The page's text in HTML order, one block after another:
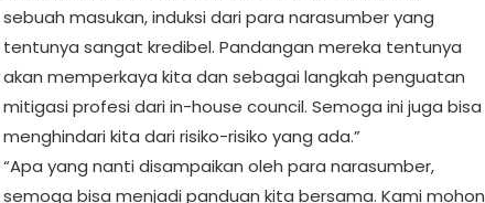
sebuah masukan, induksi dari para narasumber yang
tentunya sangat kredibel. Pandangan mereka tentunya
akan memperkaya kita dan sebagai langkah penguatan
mitigasi profesi dari in-house council. Semoga ini juga bisa
menghindari kita dari risiko-risiko yang ada.”
“Apa yang nanti disampaikan oleh para narasumber,
semoga bisa menjadi panduan kita bersama. Kami mohon